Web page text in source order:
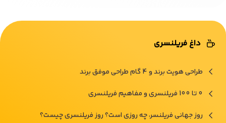
داغ فریلنسری
طراحی هویت برند و 4 گام طراحی موفق برند
0 تا 100 فریلنسری و مفاهیم فریلنسری
روز جهانی فریلنسر، چه روزی است؟ روز فریلنسری چیست؟